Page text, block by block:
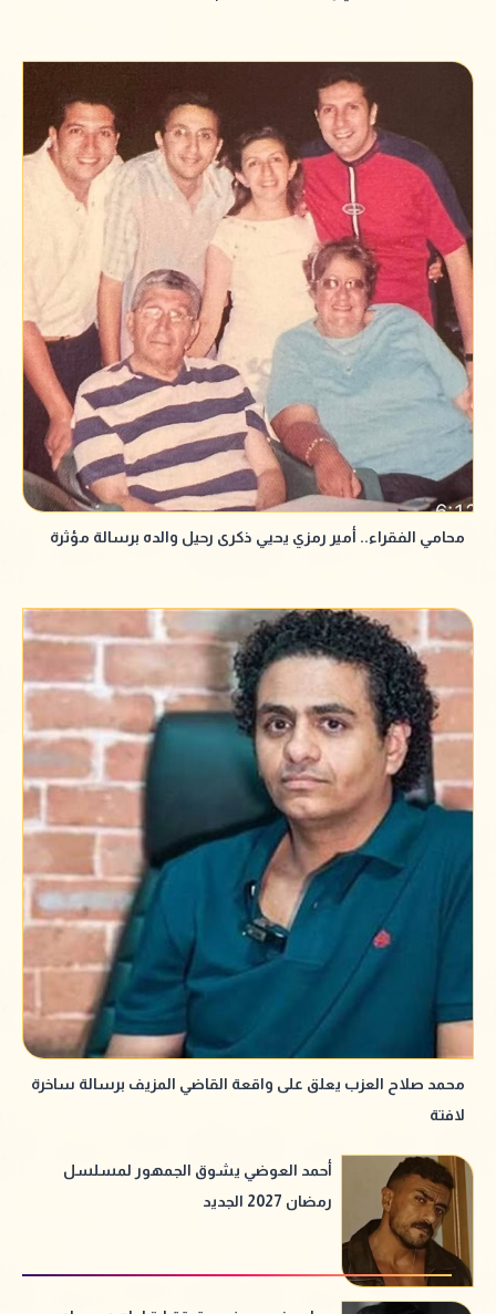
محامي الفقراء.. أمير رمزي يحيي ذكرى رحيل والده برسالة مؤثرة
محمد صلاح العزب يعلق على واقعة القاضي المزيف برسالة ساخرة
لافتة
أحمد العوضي يشوق الجمهور لمسلسل
رمضان 2027 الجديد